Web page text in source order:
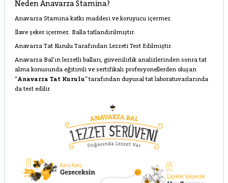
Neden Anavarza Stamina?
Anavarza Stamina katkı maddesi ve koruyucu içermez.
İlave şeker içermez. Balla tatlandırılmıştır.
Anavarza Tat Kurulu Tarafından Lezzeti Test Edilmiştir.
Anavarza Bal’ın lezzetli balları, güvenilirlik analizlerinden sonra tat
alma konusunda eğitimli ve sertifikalı profesyonellerden oluşan
“Anavarza Tat Kurulu” tarafından duyusal tat laboratuvarlarında
da test edilir.